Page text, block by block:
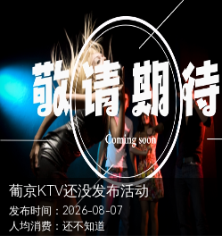
葡京KTV还没发布活动
发布时间：2026-08-07
人均消费：还不知道